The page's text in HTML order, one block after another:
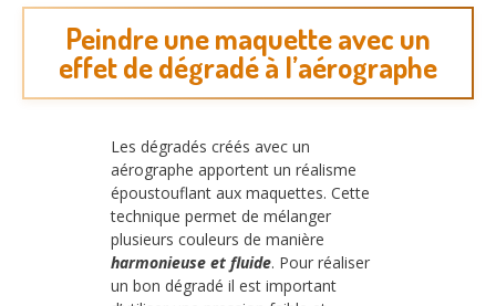
Peindre une maquette avec un
effet de dégradé à l’aérographe
Les dégradés créés avec un
aérographe apportent un réalisme
époustouflant aux maquettes. Cette
technique permet de mélanger
plusieurs couleurs de manière
harmonieuse et fluide. Pour réaliser
un bon dégradé il est important